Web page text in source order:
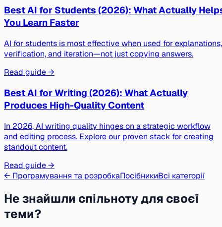
Best AI for Students (2026): What Actually
You Learn Faster
AI for students is most effective when used for explanations,
verification, and iteration—not just copying answers.
Read guide →
Best AI for Writing (2026): What Actually
Produces High-Quality Content
In 2026, AI writing quality hinges on a strategic workflow
and editing process. Explore our proven stack for creating
standout content.
Read guide →
← Програмування та розробкаПосібникиВсі категорії
Не знайшли спільноту для своєї
теми?